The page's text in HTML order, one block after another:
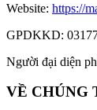
Website: https://
GPDKKD:
Người đại diện
VỀ CHÚNG